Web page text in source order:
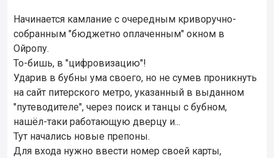
Начинается камлание с очередным криворучно-
собранным "бюджетно оплаченным" окном в
Ойропу.
То-бишь, в "цифровизацию"!
Ударив в бубны ума своего, но не сумев проникнуть
на сайт питерского метро, указанный в выданном
"путеводителе", через поиск и танцы с бубном,
нашёл-таки работающую дверцу и...
Тут начались новые препоны.
Для входа нужно ввести номер своей карты,